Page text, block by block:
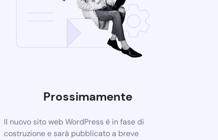
Prossimamente
Il nuovo sito web WordPress è in fase di
costruzione e sarà pubblicato a breve